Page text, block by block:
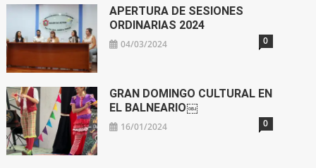
APERTURA DE SESIONES
ORDINARIAS 2024
04/03/2024 0
GRAN DOMINGO CULTURAL EN
EL BALNEARIO￼
16/01/2024 0